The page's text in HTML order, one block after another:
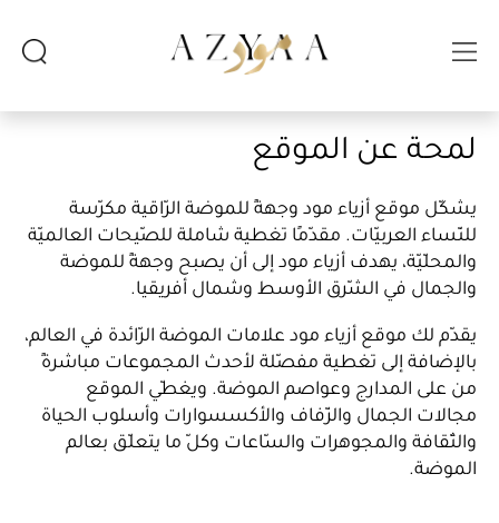
لمحة عن الموقع
يشكّل موقع أزياء مود وجهةً للموضة الرّاقية مكرّسة
للنّساء العربيّات. مقدّمًا تغطية شاملة للصّيحات العالميّة
والمحلّيّة، يهدف أزياء مود إلى أن يصبح وجهةً للموضة
والجمال في الشّرق الأوسط وشمال أفريقيا.
يقدّم لك موقع أزياء مود علامات الموضة الرّائدة في العالم،
بالإضافة إلى تغطية مفصّلة لأحدث المجموعات مباشرةً
من على المدارج وعواصم الموضة. ويغطّي الموقع
مجالات الجمال والزّفاف والأكسسوارات وأسلوب الحياة
والثّقافة والمجوهرات والسّاعات وكلّ ما يتعلّق بعالم
الموضة.